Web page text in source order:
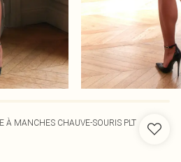
À MANCHES CHAUVE-SOURIS PLT